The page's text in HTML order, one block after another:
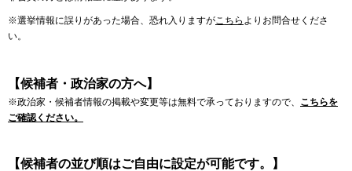
※選挙情報に誤りがあった場合、恐れ入りますがこちら よりお問合せくださ
い。
【候補者・政治家の方へ】
※政治家・候補者情報の掲載や変更等は無料で承っておりますので、 こちらを
ご確認ください。
【候補者の並び順はご自由に設定が可能です。】